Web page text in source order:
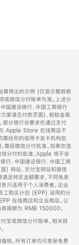
算得出的示例 (仅显示整数数
或微信分付账单为准。上述分
国建设银行、中国工商银行
案请见付款页面)、蚂蚁金服
部分银行会要求你通过支付
Apple Store 在线商店不
需经你的信用卡发卡机构批
需经微信分付批准。如果你选
分付的批准，Apple 将不会
行、中国建设银行、中国工商
) 网站、支付宝网站和微信
满足特定金额要求，不同免息
只适用于个人消费者。企业
工购买计划 (EPP) 适用的分
在线商店和企业商店。公
高限额为 RMB 150000。
宝或微信分付账单。相关财
税。所有订单均可享受免费